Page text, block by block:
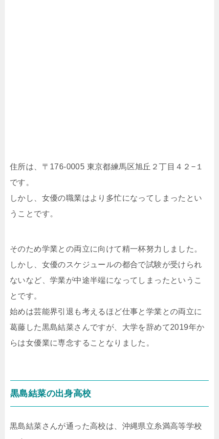
住所は、〒176-0005 東京都練馬区旭丘２丁目４２−１
です。
しかし、女優の職業はより多忙になってしまったとい
うことです。
そのため学業との両立に向けて精一杯努力しました。
しかし、女優のスケジュールの都合で試験が受けられ
ないなど、学業が中途半端になってしまったというこ
とです。
始めは芸能界引退も考えるほど仕事と学業との両立に
葛藤した黒島結菜さんですが、大学を辞めて2019年か
らは女優業に専念することなりました。
黒島結菜の出身高校
黒島結菜さんが通った高校は、沖縄県立糸満高等学校